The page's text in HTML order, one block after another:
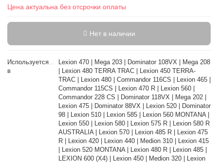
Цена актуальна без отсрочки оплаты
Нет в наличии
Используется
в
Lexion 470 | Mega 203 | Dominator 108VX | Mega 208
| Lexion 480 TERRA TRAC | Lexion 450 TERRA-
TRAC | Lexion 480 | Commandor 116CS | Lexion 465 |
Commandor 115CS | Lexion 470 R | Lexion 560 |
Commandor 228 CS | Dominator 118VX | Mega 202 |
Lexion 475 | Dominator 88VX | Lexion 520 | Dominator
98 | Lexion 510 | Lexion 585 | Lexion 560 MONTANA |
Lexion 550 | Lexion 580 | Lexion 575 R | Lexion 580 R
AUSTRALIA | Lexion 570 | Lexion 485 R | Lexion 475
R | Lexion 420 | Lexion 440 | Medion 310 | Lexion 415
| Lexion 520 MONTANA | Lexion 480 R | Lexion 485 |
LEXION 600 (X4) | Lexion 450 | Medion 320 | Lexion